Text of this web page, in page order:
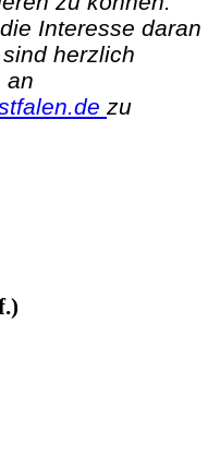
Interesse daran
herzlich
an
zu